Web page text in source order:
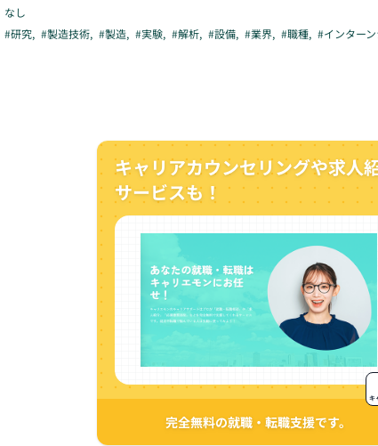
なし
#研究, #製造技術, #製造, #実験, #解析, #設備, #業界, #職種, #インター
キャリアカウンセリングや求人
サービスも！
完全無料の就職・転職支援です。
キ